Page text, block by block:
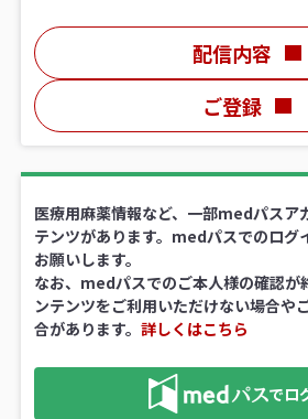
配信内容
ご登録
医療用麻薬情報など、一部medパスア
テンツがあります。medパスでのログ
お願いします。
なお、medパスでのご本人様の確認が
ンテンツをご利用いただけない場合や
合があります。詳しくはこちら
でロ